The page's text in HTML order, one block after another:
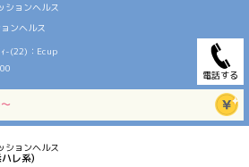
ションヘルス
ンヘルス
ｨ-(22)：Ecup
電話する
ションヘルス
レ系)